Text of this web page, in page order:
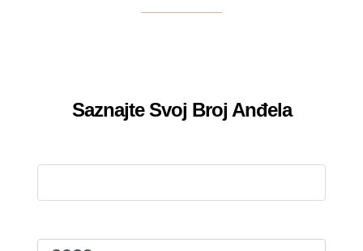
Saznajte Svoj Broj Anđela